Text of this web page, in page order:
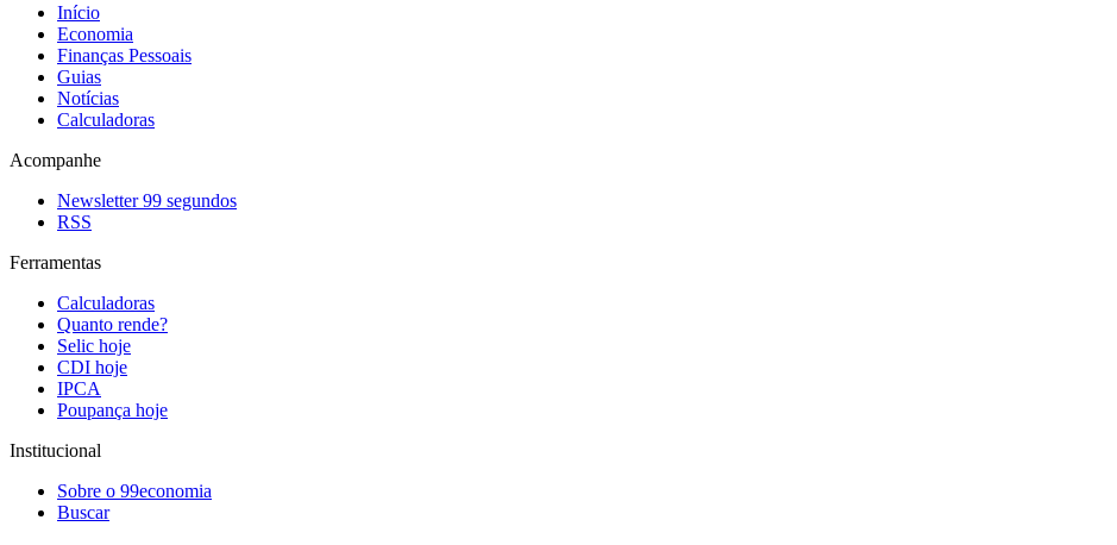
Início
Economia
Finanças Pessoais
Guias
Notícias
Calculadoras
Acompanhe
Newsletter 99 segundos
RSS
Ferramentas
Calculadoras
Quanto rende?
Selic hoje
CDI hoje
IPCA
Poupança hoje
Institucional
Sobre o 99economia
Buscar